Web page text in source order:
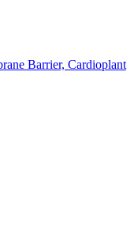
Barrier, Cardioplant